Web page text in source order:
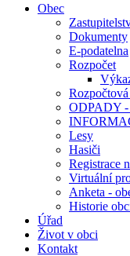
Obec
Dokumenty
E-podatelna
Rozpočet
ODPADY -
Lesy
Hasiči
Registrace
Virtuální
Anketa -
Historie
Úřad
Život v obci
Kontakt